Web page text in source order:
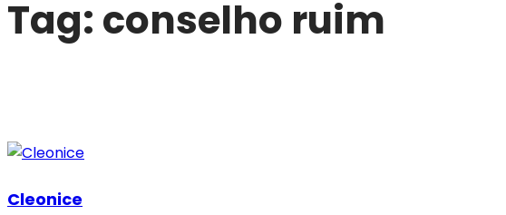
Tag: conselho ruim
Cleonice